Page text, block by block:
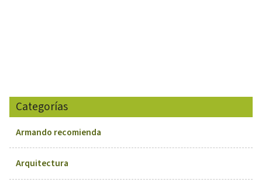
Categorías
Armando recomienda
Arquitectura